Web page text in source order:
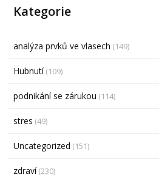
Kategorie
analýza prvků ve vlasech (149)
Hubnutí(109)
podnikání se zárukou (114)
stres (49)
Uncategorized (151)
zdraví(230)